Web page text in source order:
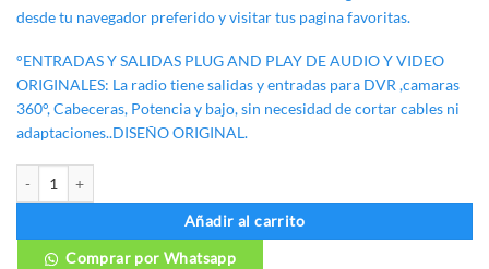
desde tu navegador preferido y visitar tus pagina favoritas.
°ENTRADAS Y SALIDAS PLUG AND PLAY DE AUDIO Y VIDEO
ORIGINALES: La radio tiene salidas y entradas para DVR ,camaras
360°, Cabeceras, Potencia y bajo, sin necesidad de cortar cables ni
adaptaciones..DISEÑO ORIGINAL.
Añadir al carrito
Comprar por Whatsapp